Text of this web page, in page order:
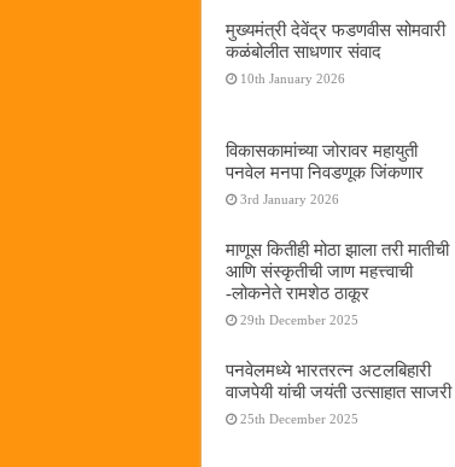
मुख्यमंत्री देवेंद्र फडणवीस सोमवारी
कळंबोलीत साधणार संवाद
10th January 2026
विकासकामांच्या जोरावर महायुती
पनवेल मनपा निवडणूक जिंकणार
3rd January 2026
माणूस कितीही मोठा झाला तरी मातीची
आणि संस्कृतीची जाण महत्त्वाची
-लोकनेते रामशेठ ठाकूर
29th December 2025
पनवेलमध्ये भारतरत्न अटलबिहारी
वाजपेयी यांची जयंती उत्साहात साजरी
25th December 2025